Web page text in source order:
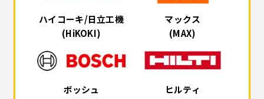
ハイコーキ/日立工機
(HiKOKI)
マックス
(MAX)
ボッシュ
ヒルティ